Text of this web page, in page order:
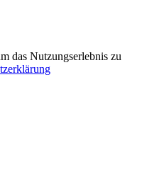
das Nutzungserlebnis zu